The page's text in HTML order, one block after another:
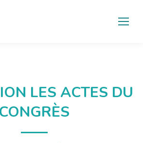
LES ACTES DU
CONGRÈS